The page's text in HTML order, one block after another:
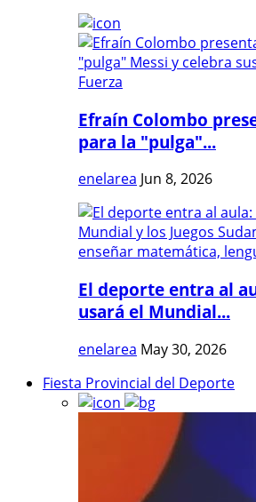
Efraín Colombo
para la "pulga"...
enelarea Jun 8, 2026
El deporte entra al
usará el Mundial...
enelarea May 30, 2026
Fiesta Provincial del Deporte